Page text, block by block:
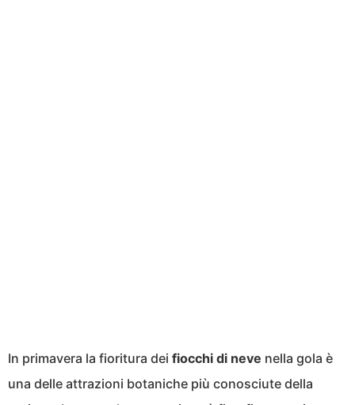
In primavera la fioritura dei fiocchi di neve nella gola è
una delle attrazioni botaniche più conosciute della